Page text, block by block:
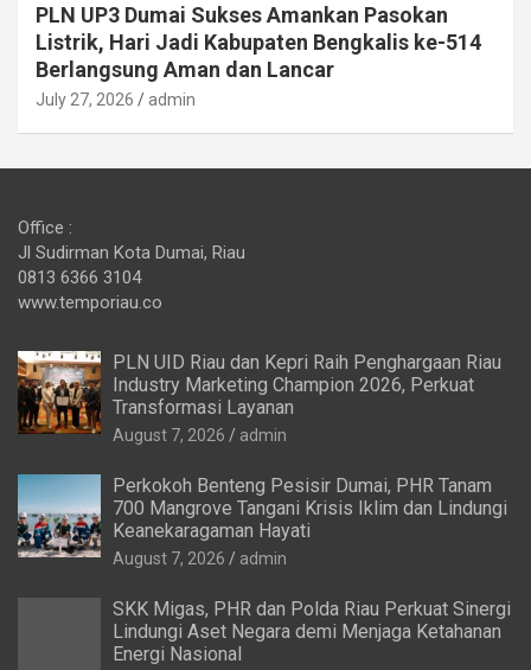
PLN UP3 Dumai Sukses Amankan Pasokan
Listrik, Hari Jadi Kabupaten Bengkalis ke-514
Berlangsung Aman dan Lancar
July 27, 2026 admin
Office :
Jl Sudirman Kota Dumai, Riau
0813 6366 3104
www.temporiau.co
PLN UID Riau dan Kepri Raih Penghargaan Riau
Industry Marketing Champion 2026, Perkuat
Transformasi Layanan
August 7, 2026 admin
Perkokoh Benteng Pesisir Dumai, PHR Tanam
700 Mangrove Tangani Krisis Iklim dan Lindungi
Keanekaragaman Hayati
August 7, 2026 admin
SKK Migas, PHR dan Polda Riau Perkuat Sinergi
Lindungi Aset Negara demi Menjaga Ketahanan
Energi Nasional